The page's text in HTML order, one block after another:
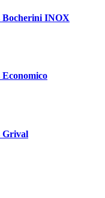
Bocherini INOX
Grival